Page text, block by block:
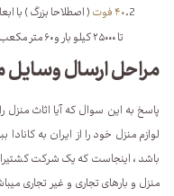
۴۰ فوت
تا ۲۵۰۰۰ کیلو بار و ۶۰ متر مکعب حجم
مراحل ارسال وسایل منزل
پاسخ به این سوال که آیا اثاث منزل
لوازم منزل خود را از ایران به
باشد ، اینجاست که یک شرکت
منزل و بارهای تجاری و غیر تجاری